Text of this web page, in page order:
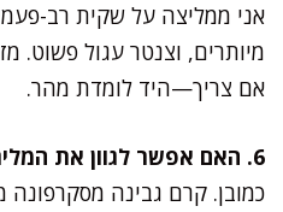
אני ממליצה על שקית רב-
מיותרים, וצנטר עגול פשוט.
אם צריך—היד לומדת מהר.
6. האם אפשר לגוון את המלית למשהו פחות חמאה?
כמובן. קרם גבינה